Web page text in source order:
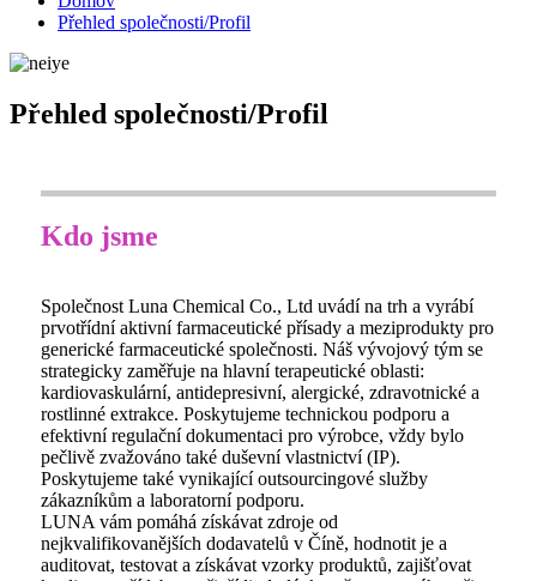
Přehled společnosti/Profil
Přehled společnosti/Profil
Kdo jsme
Společnost Luna Chemical Co., Ltd uvádí na trh a vyrábí
prvotřídní aktivní farmaceutické přísady a meziprodukty pro
generické farmaceutické společnosti. Náš vývojový tým se
strategicky zaměřuje na hlavní terapeutické oblasti:
kardiovaskulární, antidepresivní, alergické, zdravotnické a
rostlinné extrakce. Poskytujeme technickou podporu a
efektivní regulační dokumentaci pro výrobce, vždy bylo
pečlivě zvažováno také duševní vlastnictví (IP).
Poskytujeme také vynikající outsourcingové služby
zákazníkům a laboratorní podporu.
LUNA vám pomáhá získávat zdroje od
nejkvalifikovanějších dodavatelů v Číně, hodnotit je a
auditovat, testovat a získávat vzorky produktů, zajišťovat